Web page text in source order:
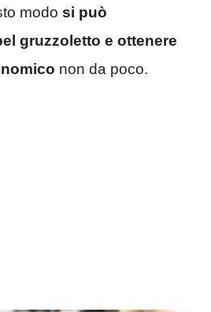
modo si può
gruzzoletto e ottenere
non da poco.